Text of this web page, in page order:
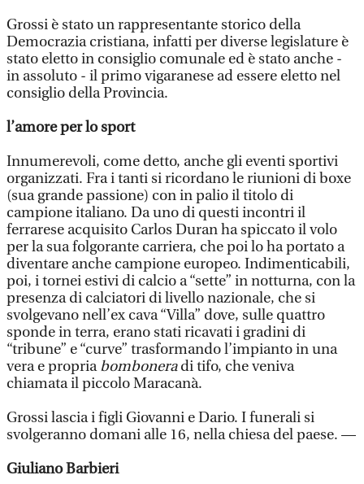
Grossi è stato un rappresentante storico della
Democrazia cristiana, infatti per diverse legislature è
stato eletto in consiglio comunale ed è stato anche -
in assoluto - il primo vigaranese ad essere eletto nel
consiglio della Provincia.
l’amore per lo sport
Innumerevoli, come detto, anche gli eventi sportivi
organizzati. Fra i tanti si ricordano le riunioni di boxe
(sua grande passione) con in palio il titolo di
campione italiano. Da uno di questi incontri il
ferrarese acquisito Carlos Duran ha spiccato il volo
per la sua folgorante carriera, che poi lo ha portato a
diventare anche campione europeo. Indimenticabili,
poi, i tornei estivi di calcio a “sette” in notturna, con la
presenza di calciatori di livello nazionale, che si
svolgevano nell’ex cava “Villa” dove, sulle quattro
sponde in terra, erano stati ricavati i gradini di
“tribune” e “curve” trasformando l’impianto in una
vera e propriabomboneradi tifo, che veniva
chiamata il piccolo Maracanà.
Grossi lascia i figli Giovanni e Dario. I funerali si
svolgeranno domani alle 16, nella chiesa del paese. —
Giuliano Barbieri